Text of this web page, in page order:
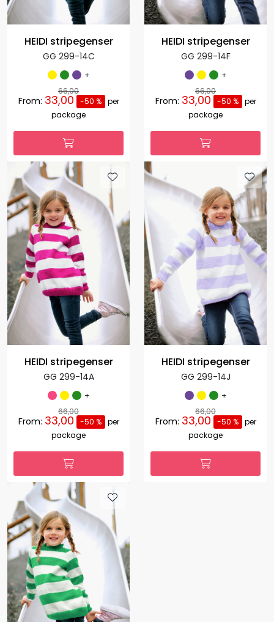
HEIDI stripegenser
GG 299-14C
+
66,00
From: 33,00 -50 %
per
package
HEIDI stripegenser
GG 299-14F
+
66,00
From: 33,00 -50 %
per
package
HEIDI stripegenser
GG 299-14A
+
66,00
From: 33,00 -50 %
per
package
HEIDI stripegenser
GG 299-14J
+
66,00
From: 33,00 -50 %
per
package